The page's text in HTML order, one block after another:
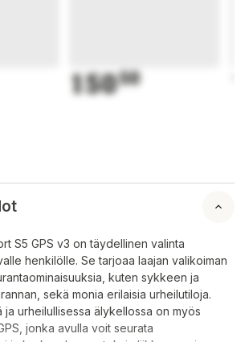
15050
S5 GPS v3 on täydellinen valinta
henkilölle. Se tarjoaa laajan valikoiman
kuten sykkeen ja
sekä monia erilaisia urheilutiloja.
ja urheilullisessa älykellossa on myös
jonka avulla voit seurata